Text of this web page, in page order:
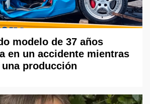
modelo de 37 años
en un accidente mientras
producción